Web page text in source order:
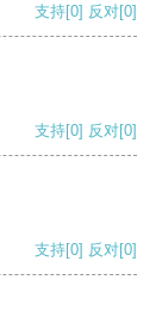
支持[0] 反对[0]
支持[0] 反对[0]
支持[0] 反对[0]